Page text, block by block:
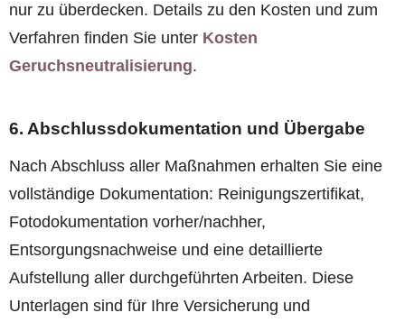
nur zu überdecken. Details zu den Kosten und zum
Verfahren finden Sie unter Kosten
Geruchsneutralisierung.
6. Abschlussdokumentation und Übergabe
Nach Abschluss aller Maßnahmen erhalten Sie eine
vollständige Dokumentation: Reinigungszertifikat,
Fotodokumentation vorher/nachher,
Entsorgungsnachweise und eine detaillierte
Aufstellung aller durchgeführten Arbeiten. Diese
Unterlagen sind für Ihre Versicherung und